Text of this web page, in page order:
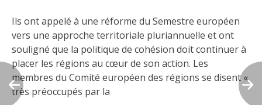
Ils ont appelé à une réforme du Semestre européen
vers une approche territoriale pluriannuelle et ont
souligné que la politique de cohésion doit continuer à
placer les régions au cœur de son action. Les
membres du Comité européen des régions se disent «
très préoccupés par la